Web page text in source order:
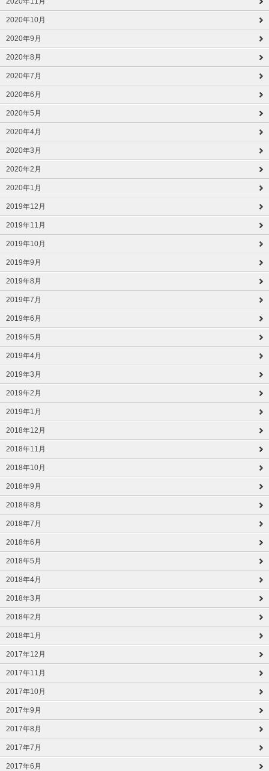
2020年10月
2020年9月
2020年8月
2020年7月
2020年6月
2020年5月
2020年4月
2020年3月
2020年2月
2020年1月
2019年12月
2019年11月
2019年10月
2019年9月
2019年8月
2019年7月
2019年6月
2019年5月
2019年4月
2019年3月
2019年2月
2019年1月
2018年12月
2018年11月
2018年10月
2018年9月
2018年8月
2018年7月
2018年6月
2018年5月
2018年4月
2018年3月
2018年2月
2018年1月
2017年12月
2017年11月
2017年10月
2017年9月
2017年8月
2017年7月
2017年6月